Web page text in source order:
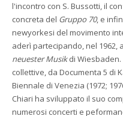
l'incontro con S. Bussotti, il
concreta del Gruppo 70, e
newyorkesi del movimento
aderì partecipando, nel 1962,
neuester Musikdi Wiesbaden.
collettive, da Documenta 5 di
Biennale di Venezia (1972;
Chiari ha sviluppato il suo
numerosi concerti e